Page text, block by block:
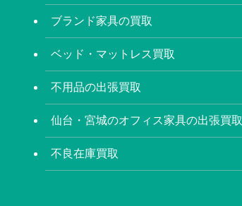
ブランド家具の買取
ベッド・マットレス買取
不用品の出張買取
仙台・宮城のオフィス家具の出張買取
不良在庫買取